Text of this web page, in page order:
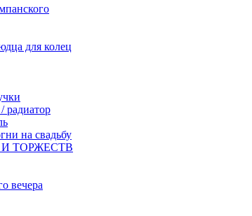
для колец
радиатор
на свадьбу
ТОРЖЕСТВ
вечера